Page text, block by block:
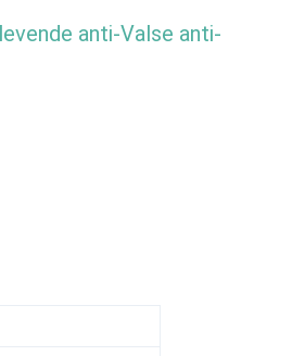
anti-Valse anti-